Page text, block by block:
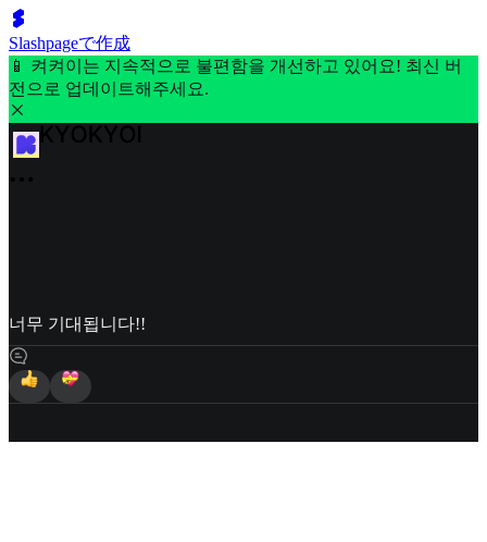
Slashpageで作成
📱 켜켜이는 지속적으로 불편함을 개선하고 있어요! 최신 버
전으로 업데이트해주세요.
너무 기대됩니다!!